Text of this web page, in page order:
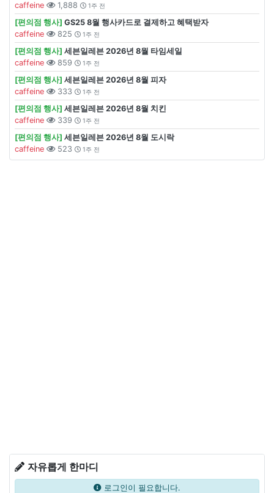
caffeine
1,888 1주 전
[편의점 행사] GS25 8월 행사카드로 결제하고 혜택받자
caffeine
825 1주 전
[편의점 행사] 세븐일레븐 2026년 8월 타임세일
caffeine
859 1주 전
[편의점 행사] 세븐일레븐 2026년 8월 피자
caffeine
333 1주 전
[편의점 행사] 세븐일레븐 2026년 8월 치킨
caffeine
339 1주 전
[편의점 행사] 세븐일레븐 2026년 8월 도시락
caffeine
523 1주 전
자유롭게 한마디
로그인이 필요합니다.